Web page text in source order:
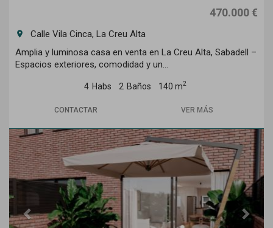
470.000 €
room
Calle Vila Cinca, La Creu Alta
Amplia y luminosa casa en venta en La Creu Alta, Sabadell –
Espacios exteriores, comodidad y un...
4 Habs 2 Baños 140 m2
CONTACTAR VER MÁS
Previous Next